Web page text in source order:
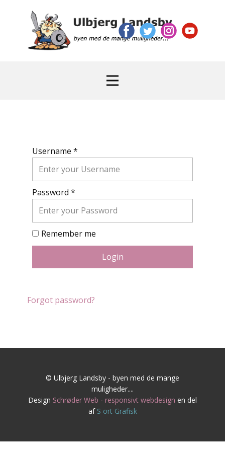
Username *
Password *
Remember me
Login
Forgot password?
© Ulbjerg Landsby - byen med de mange
muligheder....
Design Schrøder Web - responsivt webdesign en del
af S ort Grafisk